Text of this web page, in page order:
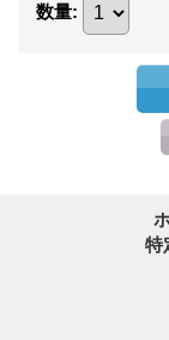
数量:
特